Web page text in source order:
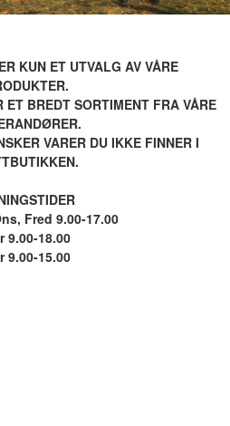
KUN ET UTVALG AV VÅRE
BREDT SORTIMENT FRA VÅRE
VARER DU IKKE FINNER I
Fred 9.00-17.00
9.00-18.00
9.00-15.00